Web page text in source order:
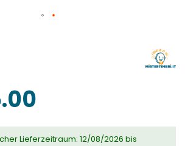
Lieferzeitraum: 12/08/2026 bis